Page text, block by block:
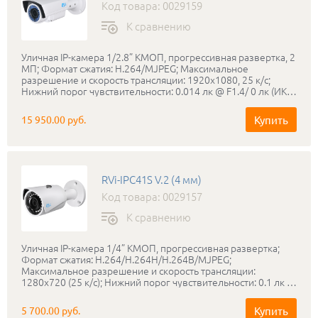
Код товара: 0029159
К сравнению
Уличная IP-камера 1/2.8” КМОП, прогрессивная развертка, 2
МП; Формат сжатия: H.264/MJPEG; Максимальное
разрешение и скорость трансляции: 1920х1080, 25 к/с;
Нижний порог чувствительности: 0.014 лк @ F1.4/ 0 лк (ИК
ночь»: Механический ИК-фильтр; ИК-подсветка: до 30
метров; Запись на micro SD карту до 128 ГБ; Соответствие
стандартам ONVIF; Класс защиты: IP66; Диапазон рабочих
программное обеспечение RVi-SmartPSS
15 950.00 руб. Купить
RVi-IPC41S V.2 (4 мм)
Код товара: 0029157
К сравнению
Уличная IP-камера 1/4” КМОП, прогрессивная развертка;
Формат сжатия: H.264/H.264H/H.264B/MJPEG;
Максимальное разрешение и скорость трансляции:
1280х720 (25 к/с); Нижний порог чувствительности: 0.1 лк /
Механический ИК-фильтр; Объектив: 4 мм; ИК-подсветка:
5 700.00 руб. Купить